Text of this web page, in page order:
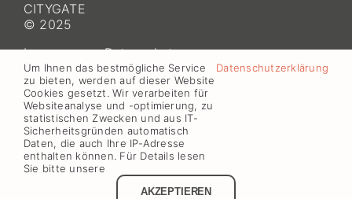
CITYGATE
© 2025
Impressum–Datenschutz
© shoma marketing gmbh |Impressum & Datenschutz
Um Ihnen das bestmögliche Service
zu bieten, werden auf dieser Website
Cookies gesetzt. Wir verarbeiten für
Websiteanalyse und -optimierung, zu
statistischen Zwecken und aus IT-
Sicherheitsgründen automatisch
Daten, die auch Ihre IP-Adresse
enthalten können. Für Details lesen
Sie bitte unsere
Datenschutzerklärung
AKZEPTIEREN